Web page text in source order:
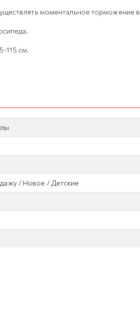
моментальное торможение в
115 см.
/ Новое / Детские